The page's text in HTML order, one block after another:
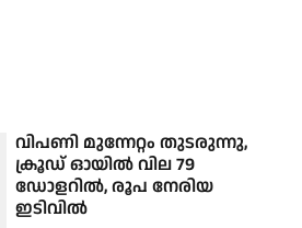
വിപണി മുന്നേറ്റം തുടരുന്നു,
ക്രൂഡ് ഓയിൽ വില 79
ഡോളറില്‍, രൂപ നേരിയ
ഇടിവില്‍